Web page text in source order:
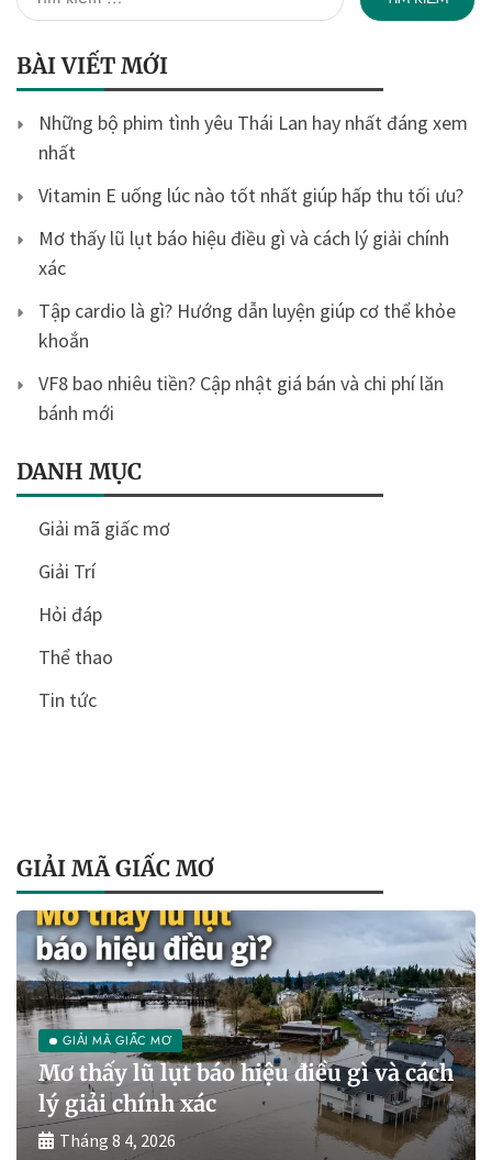
kiếm
cho:
BÀI VIẾT MỚI
Những bộ phim tình yêu Thái Lan hay nhất đáng xem
nhất
Vitamin E uống lúc nào tốt nhất giúp hấp thu tối ưu?
Mơ thấy lũ lụt báo hiệu điều gì và cách lý giải chính
xác
Tập cardio là gì? Hướng dẫn luyện giúp cơ thể khỏe
khoắn
VF8 bao nhiêu tiền? Cập nhật giá bán và chi phí lăn
bánh mới
DANH MỤC
Giải mã giấc mơ
Giải Trí
Hỏi đáp
Thể thao
Tin tức
GIẢI MÃ GIẤC MƠ
GIẢI MÃ GIẤC MƠ
Mơ thấy lũ lụt báo hiệu điều gì và cách
lý giải chính xác
Tháng 8 4, 2026